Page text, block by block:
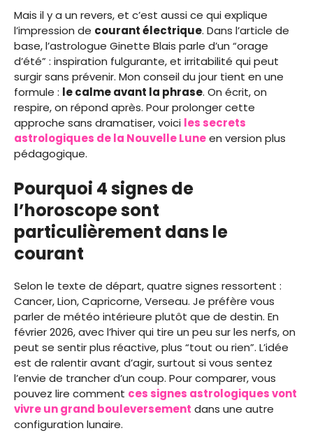
Mais il y a un revers, et c’est aussi ce qui explique
l’impression de courant électrique. Dans l’article de
base, l’astrologue Ginette Blais parle d’un “orage
d’été” : inspiration fulgurante, et irritabilité qui peut
surgir sans prévenir. Mon conseil du jour tient en une
formule : le calme avant la phrase. On écrit, on
respire, on répond après. Pour prolonger cette
approche sans dramatiser, voici les secrets
astrologiques de la Nouvelle Luneen version plus
pédagogique.
Pourquoi 4 signes de
l’horoscope sont
particulièrement dans le
courant
Selon le texte de départ, quatre signes ressortent :
Cancer, Lion, Capricorne, Verseau. Je préfère vous
parler de météo intérieure plutôt que de destin. En
février 2026, avec l’hiver qui tire un peu sur les nerfs, on
peut se sentir plus réactive, plus “tout ou rien”. L’idée
est de ralentir avant d’agir, surtout si vous sentez
l’envie de trancher d’un coup. Pour comparer, vous
pouvez lire comment ces signes astrologiques vont
vivre un grand bouleversement dans une autre
configuration lunaire.